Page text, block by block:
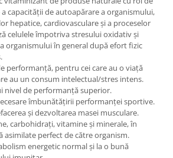
capacității de autoapărare a organismului,
hepatice, cardiovasculare și a proceselor
celulele împotriva stresului oxidativ și
organismului în general după efort fizic
performanță, pentru cei care au o viață
au un consum intelectual/stres intens.
nivel de performanţă superior.
îmbunătăţirii performanţei sportive.
şi dezvoltarea masei musculare.
carbohidrați, vitamine și minerale, în
asimilate perfect de către organism.
energetic normal și la o bună